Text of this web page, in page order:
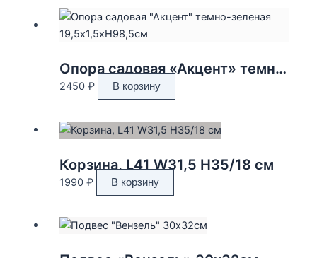
Опора садовая «Акцент» темно-зеленая 19,5×1,5xH98,5см
2450 ₽ В корзину
Корзина, L41 W31,5 H35/18 см
1990 ₽ В корзину